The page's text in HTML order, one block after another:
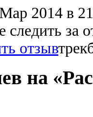
2014 в
за
отзыв
на